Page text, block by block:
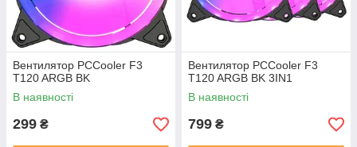
Вентилятор PCCooler F3
T120 ARGB BK
В наявності
299 ₴
Вентилятор PCCooler F3
T120 ARGB BK 3IN1
В наявності
799 ₴